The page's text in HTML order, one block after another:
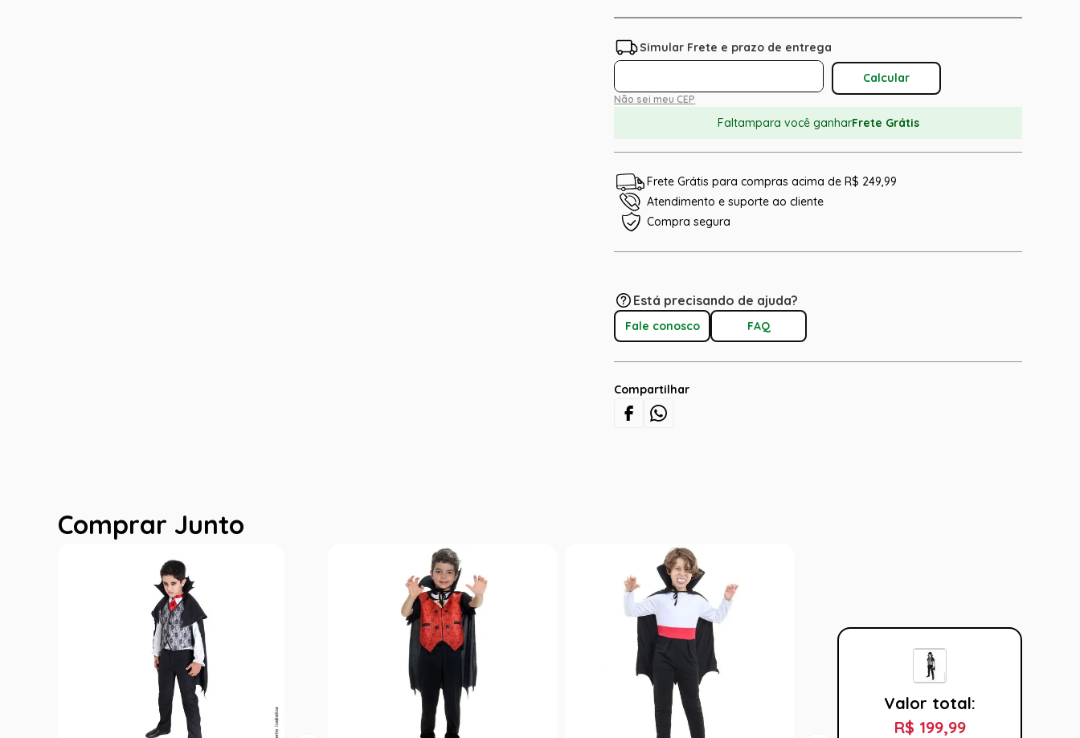
Não sei meu CEP
Calcular O Frete
Faltampara você ganharFrete Grátis
Frete Grátis para compras acima de R$ 249,99
Atendimento e suporte ao cliente
Compra segura
Está precisando de ajuda?
Fale conosco FAQ
Compartilhar
Comprar Junto
Valor total:
R$ 199,99